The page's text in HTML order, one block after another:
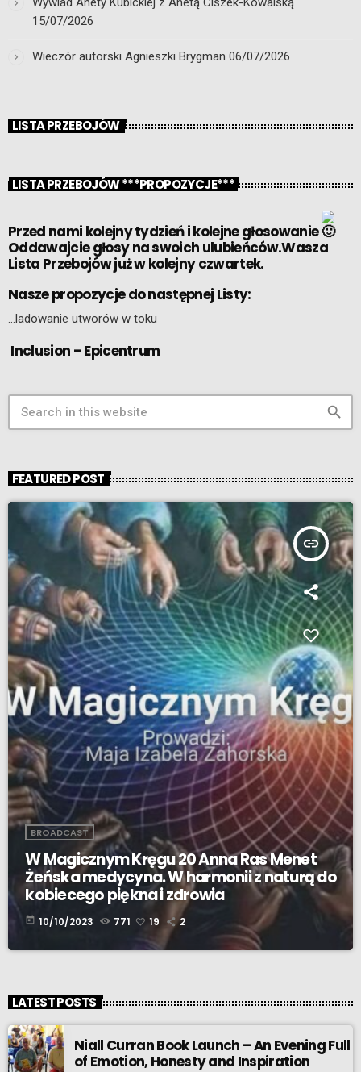
15/07/2026
Wieczór autorski Agnieszki Brygman 06/07/2026
LISTA PRZEBOJÓW
LISTA PRZEBOJÓW ***PROPOZYCJE***
Przed nami kolejny tydzień i kolejne głosowanie
Oddawajcie głosy na swoich ulubieńców.Wasza
Lista Przebojów już w kolejny czwartek.
Nasze propozycje do następnej Listy:
…ladowanie utworów w toku
Inclusion – Epicentrum
search
FEATURED POST
insert_link
BROADCAST
W Magicznym Kręgu 20 Anna Ras Menet
Żeńska medycyna. W harmonii z naturą do
kobiecego piękna i zdrowia
today 10/10/2023 771 19 2
LATEST POSTS
Niall Curran Book Launch – An Evening Full
of Emotion, Honesty and Inspiration